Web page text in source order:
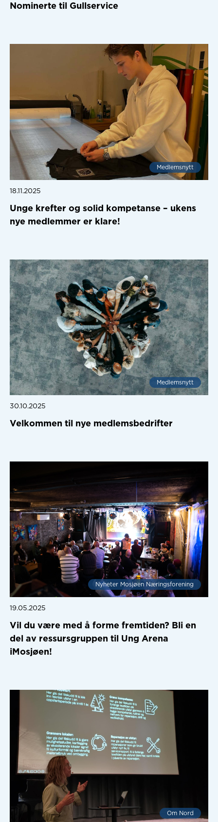
Nominerte til Gullservice
Medlemsnytt
18.11.2025
Unge krefter og solid kompetanse – ukens
nye medlemmer er klare!
Medlemsnytt
30.10.2025
Velkommen til nye medlemsbedrifter
Nyheter Mosjøen Næringsforening
19.05.2025
Vil du være med å forme fremtiden? Bli en
del av ressursgruppen til Ung Arena
iMosjøen!
Om Nord